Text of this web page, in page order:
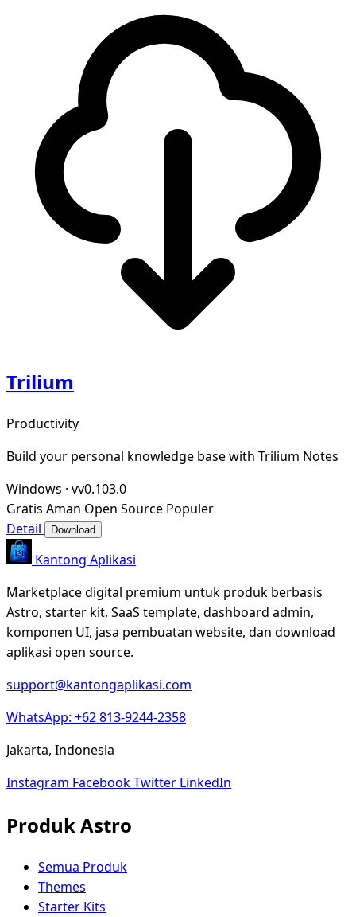
Trilium
Productivity
Build your personal knowledge base with Trilium Notes
Windows · vv0.103.0
Gratis Aman Open Source Populer
Detail
Download
Kantong Aplikasi
Marketplace digital premium untuk produk berbasis
Astro, starter kit, SaaS template, dashboard admin,
komponen UI, jasa pembuatan website, dan download
aplikasi open source.
support@kantongaplikasi.com
WhatsApp: +62 813-9244-2358
Jakarta, Indonesia
Instagram FacebookTwitter LinkedIn
Produk Astro
Semua Produk
Themes
Starter Kits